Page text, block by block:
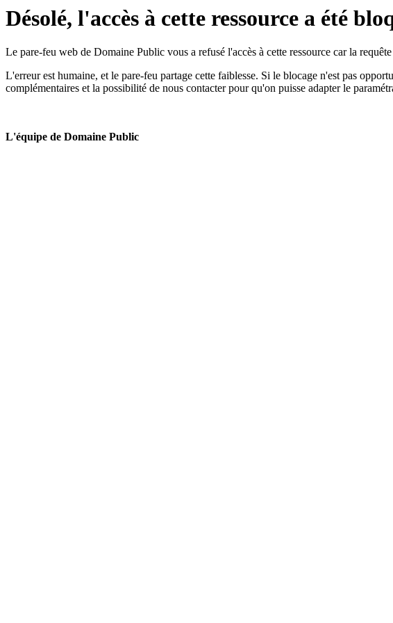
Désolé, l'accès à cette ressource a été
Le pare-feu web de Domaine Public vous a refusé l'accès à cette ressource car la
L'erreur est humaine, et le pare-feu partage cette faiblesse. Si le blocage n'est pas
complémentaires et la possibilité de nous contacter pour qu'on puisse adapter le
L'équipe de Domaine Public